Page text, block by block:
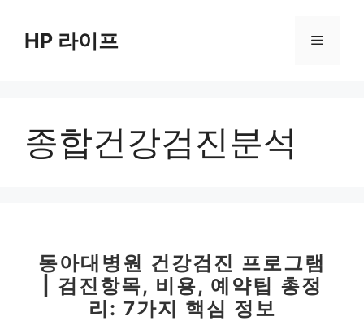
HP 라이프 메
종합건강검진분석
동아대병원 건강검진 프로그램
| 검진항목, 비용, 예약팁 총정
리: 7가지 핵심 정보